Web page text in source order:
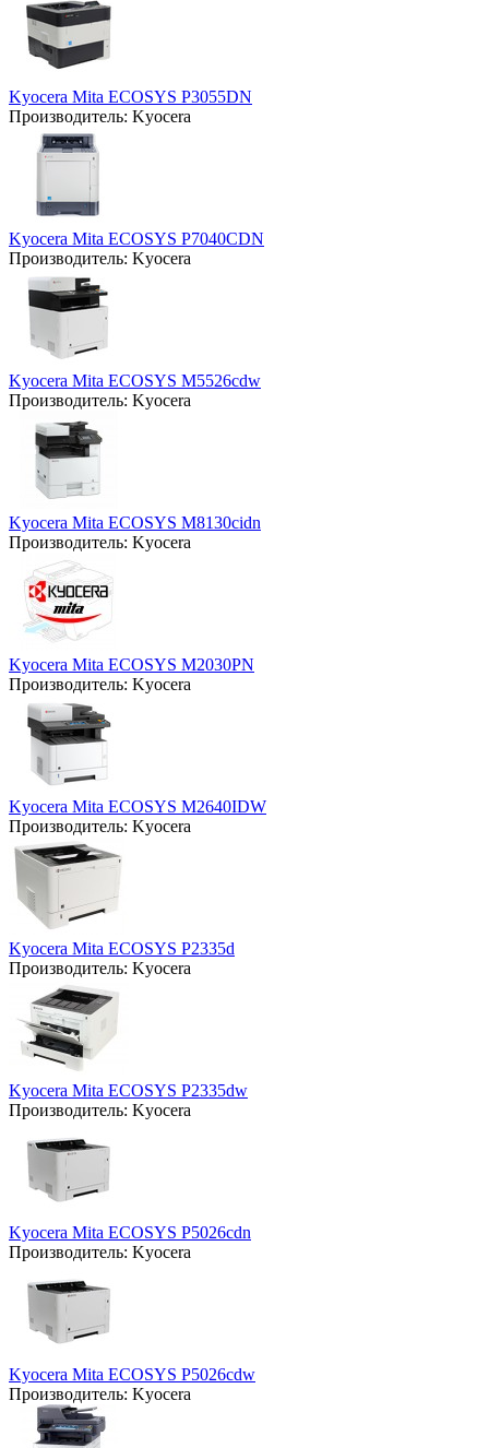
Kyocera Mita ECOSYS P3055DN
Производитель: Kyocera
Kyocera Mita ECOSYS P7040CDN
Производитель: Kyocera
Kyocera Mita ECOSYS M5526cdw
Производитель: Kyocera
Kyocera Mita ECOSYS M8130cidn
Производитель: Kyocera
Kyocera Mita ECOSYS M2030PN
Производитель: Kyocera
Kyocera Mita ECOSYS M2640IDW
Производитель: Kyocera
Kyocera Mita ECOSYS P2335d
Производитель: Kyocera
Kyocera Mita ECOSYS P2335dw
Производитель: Kyocera
Kyocera Mita ECOSYS P5026cdn
Производитель: Kyocera
Kyocera Mita ECOSYS P5026cdw
Производитель: Kyocera